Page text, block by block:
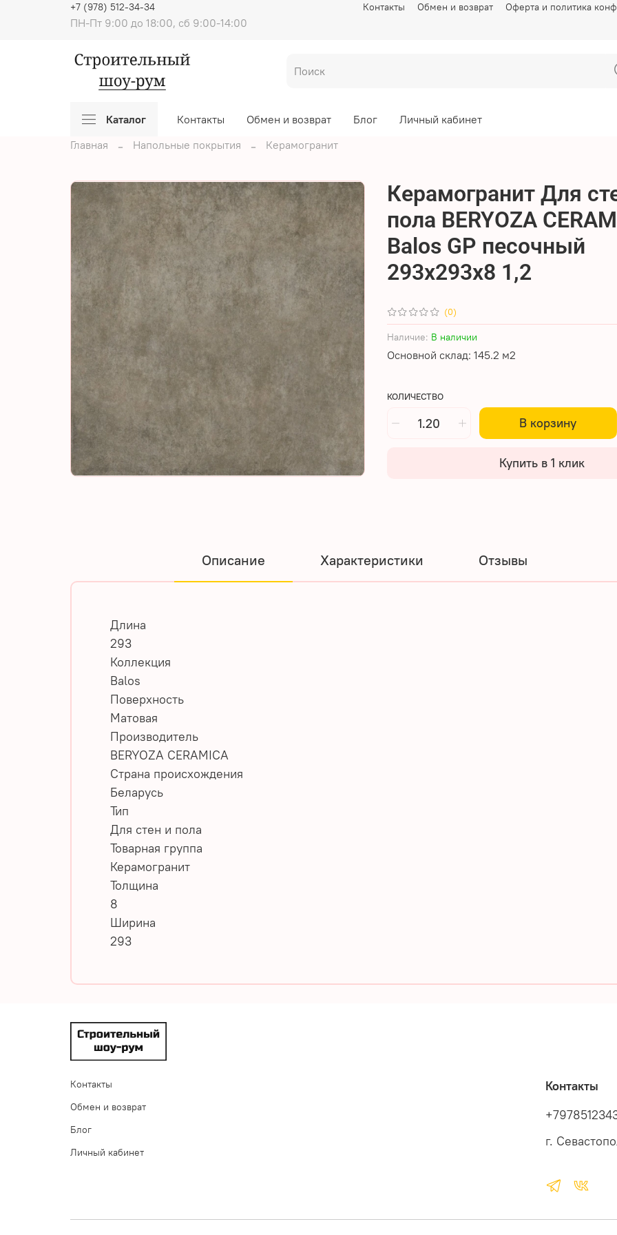
Контакты Обмен и возврат Оферта и политика
ПН-Пт 9:00 до 18:00, сб 9:00-14:00
+7 (978) 512-34-34
Каталог Контакты Обмен и возврат Блог
Личный кабинет
Главная
Напольные покрытия Керамогранит
(0)
Наличие: В наличии
Основной склад: 145.2 м2
Керамогранит Для
пола BERYOZA
Balos GP песочный
293х293х8 1,2
КОЛИЧЕСТВО
В корзину
Купить в 1 клик
Описание Характеристики Отзывы
Длина
293
Коллекция
Balos
Поверхность
Матовая
Производитель
BERYOZA CERAMICA
Страна происхождения
Беларусь
Тип
Для стен и пола
Товарная группа
Керамогранит
Толщина
8
Ширина
293
Контакты
Обмен и возврат
Блог
Личный кабинет
Контакты
г.